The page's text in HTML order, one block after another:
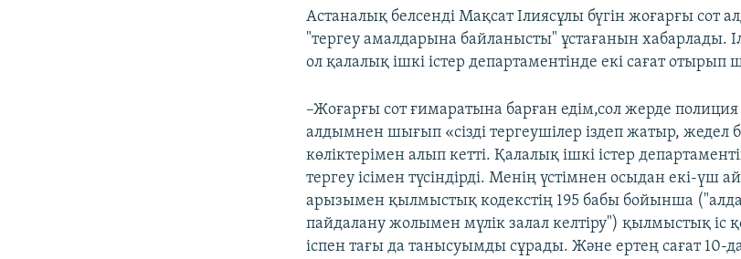
Астаналық белсенді Мақсат Ілиясұлы бүгін жоғарғы сот
"тергеу амалдарына байланысты" ұстағанын хабарлады.
ол қалалық ішкі істер департаментінде екі сағат отырып
–Жоғарғы сот ғимаратына барған едім,сол жерде
алдымнен шығып «сізді тергеушілер іздеп жатыр, жедел
көліктерімен алып кетті. Қалалық ішкі істер
тергеу ісімен түсіндірді. Менің үстімнен осыдан екі-үш
арызымен қылмыстық кодекстің 195 бабы бойынша
пайдалану жолымен мүлік залал келтіру") қылмыстық іс
іспен тағы да танысуымды сұрады. Және ертең сағат 10-